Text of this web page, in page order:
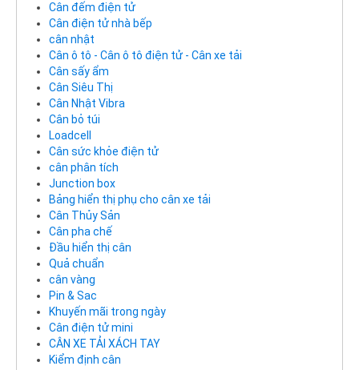
Cân đếm điện tử
Cân điện tử nhà bếp
cân nhật
Cân ô tô - Cân ô tô điện tử - Cân xe tải
Cân sấy ẩm
Cân Siêu Thị
Cân Nhật Vibra
Cân bỏ túi
Loadcell
Cân sức khỏe điện tử
cân phân tích
Junction box
Bảng hiển thị phụ cho cân xe tải
Cân Thủy Sản
Cân pha chế
Đầu hiển thị cân
Quả chuẩn
cân vàng
Pin & Sac
Khuyến mãi trong ngày
Cân điện tử mini
CÂN XE TẢI XÁCH TAY
Kiểm định cân